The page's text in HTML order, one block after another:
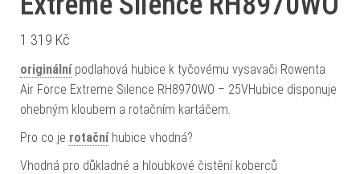
1 319 Kč
originálnípodlahová hubice k tyčovému vysavači Rowenta
Air Force Extreme Silence RH8970WO – 25VHubice disponuje
ohebným kloubem a rotačním kartáčem.
Pro co je rotačníhubice vhodná?
Vhodná pro důkladné a hloubkové čistění koberců